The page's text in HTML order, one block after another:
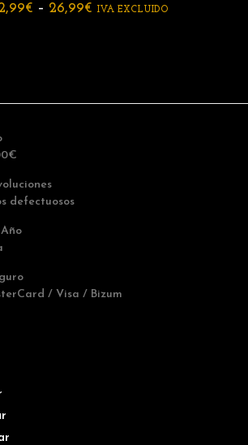
€ – 26,99€ IVA EXCLUIDO
defectuosos
/ Visa / Bizum